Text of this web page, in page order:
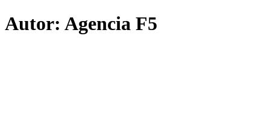
Autor: Agencia F5